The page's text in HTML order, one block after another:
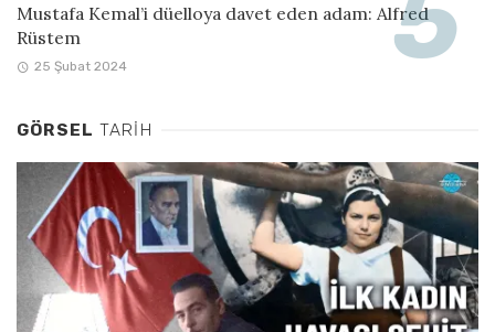
Mustafa Kemal’i düelloya davet eden adam: Alfred
Rüstem
25 Şubat 2024
GÖRSEL TARIH